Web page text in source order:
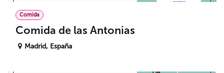
Comida
Comida de las Antonias
Madrid, España